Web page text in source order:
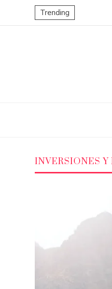
Trending
INVERSIONES Y